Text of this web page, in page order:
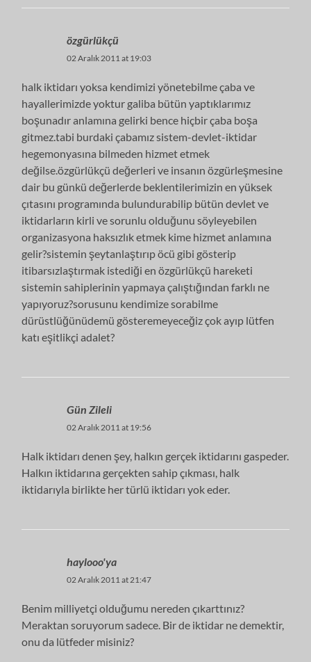
özgürlükçü
02 Aralık 2011 at 19:03
halk iktidarı yoksa kendimizi yönetebilme çaba ve
hayallerimizde yoktur galiba bütün yaptıklarımız
boşunadır anlamına gelirki bence hiçbir çaba boşa
gitmez.tabi burdaki çabamız sistem-devlet-iktidar
hegemonyasına bilmeden hizmet etmek
değilse.özgürlükçü değerleri ve insanın özgürleşmesine
dair bu günkü değerlerde beklentilerimizin en yüksek
çıtasını programında bulundurabilip bütün devlet ve
iktidarların kirli ve sorunlu olduğunu söyleyebilen
organizasyona haksızlık etmek kime hizmet anlamına
gelir?sistemin şeytanlaştırıp öcü gibi gösterip
itibarsızlaştırmak istediği en özgürlükçü hareketi
sistemin sahiplerinin yapmaya çalıştığından farklı ne
yapıyoruz?sorusunu kendimize sorabilme
dürüstlüğünüdemü gösteremeyeceğiz çok ayıp lütfen
katı eşitlikçi adalet?
Gün Zileli
02 Aralık 2011 at 19:56
Halk iktidarı denen şey, halkın gerçek iktidarını gaspeder.
Halkın iktidarına gerçekten sahip çıkması, halk
iktidarıyla birlikte her türlü iktidarı yok eder.
haylooo'ya
02 Aralık 2011 at 21:47
Benim milliyetçi olduğumu nereden çıkarttınız?
Meraktan soruyorum sadece. Bir de iktidar ne demektir,
onu da lütfeder misiniz?